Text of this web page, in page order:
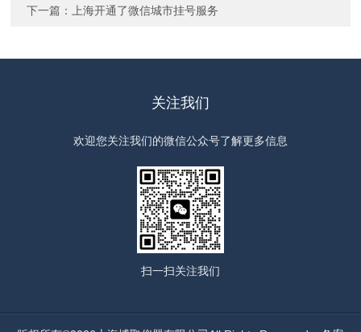
下一篇： 上海开通了微信城市挂号服务
关注我们
欢迎您关注我们的微信公众号了解更多信息
扫一扫关注我们